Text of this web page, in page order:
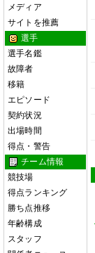
メディア
サイトを推薦
選手
選手名鑑
故障者
移籍
エピソード
契約状況
出場時間
得点・警告
チーム情報
競技場
得点ランキング
勝ち点推移
年齢構成
スタッフ